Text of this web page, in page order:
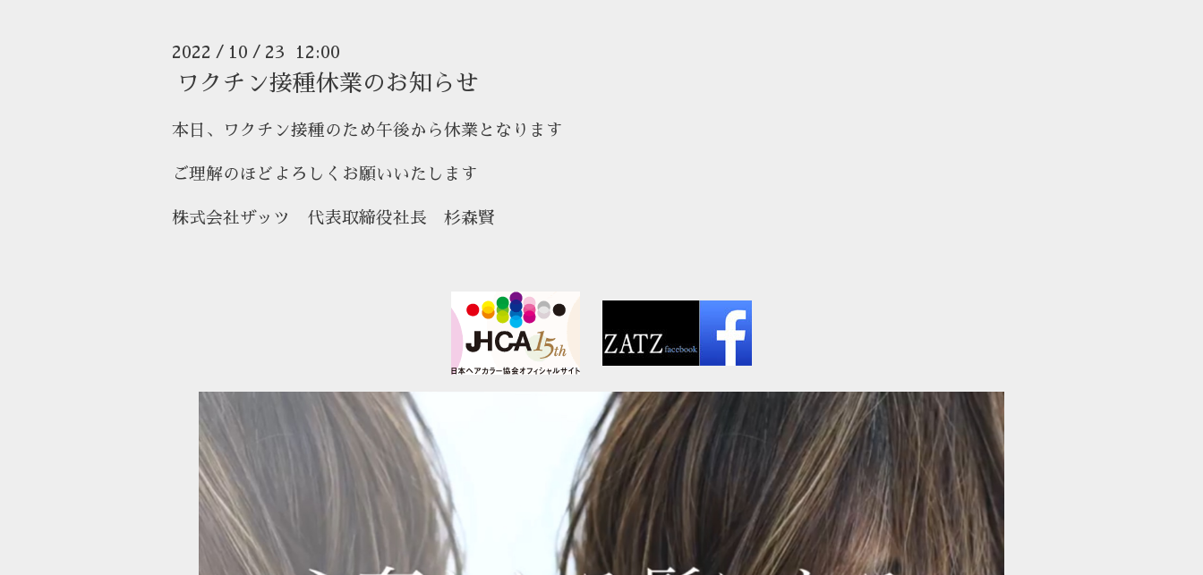
2022 / 10 / 23 12:00
ワクチン接種休業のお知らせ
本日、ワクチン接種のため午後から休業となります
ご理解のほどよろしくお願いいたします
株式会社ザッツ 代表取締役社長 杉森賢